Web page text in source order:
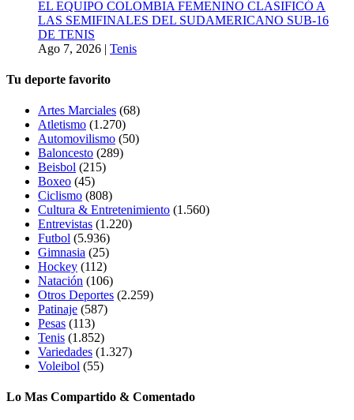
EL EQUIPO COLOMBIA FEMENINO CLASIFICÓ A
LAS SEMIFINALES DEL SUDAMERICANO SUB-16
DE TENIS
Ago 7, 2026 | Tenis
Tu deporte favorito
Artes Marciales (68)
Atletismo (1.270)
Automovilismo (50)
Baloncesto (289)
Beisbol (215)
Boxeo (45)
Ciclismo (808)
Cultura & Entretenimiento (1.560)
Entrevistas (1.220)
Futbol (5.936)
Gimnasia (25)
Hockey (112)
Natación (106)
Otros Deportes (2.259)
Patinaje (587)
Pesas (113)
Tenis (1.852)
Variedades (1.327)
Voleibol (55)
Lo Mas Compartido & Comentado